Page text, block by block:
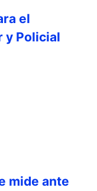
el
y Policial
mide ante